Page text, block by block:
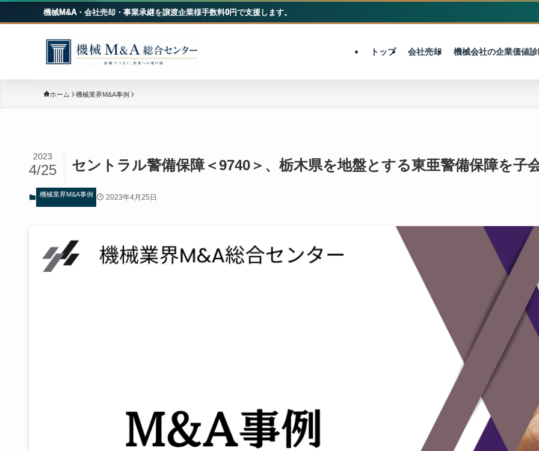
機械M&A・会社売却・事業承継を譲渡企業様手数料0円で支援します。
トップ 会社売却 機械会社の企業価値
ホーム 機械業界M&A事例
セントラル警備保障＜9740＞、栃木県を地盤とする東亜警備保障を子
2023
4/25
機械業界M&A事例 2023年4月25日